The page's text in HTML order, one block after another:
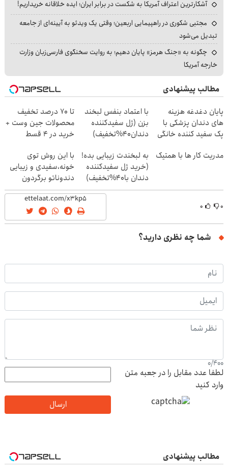
آشکارترین اعتراف آمریکا به شکست در برابر ایران؛ ایده خلاقانه خریداریم!
مجتبی شکوری در راهپیمایی اربعین؛ وقتی یک ویدئو به آیینه‌ای از جامعه
تبدیل می‌شود
چگونه به «جنگ هرمز» پایان دهیم؛ به روایت سخنگوی فارسی‌زبان وزارت
خارجه آمریکا
مطالب پیشنهادی
پایان دغدغه هزینه
های دندان پزشکی با
پک سفید کننده خانگی
با اعتماد بنفس لبخند
بزن (ژل سفیدکننده
دندان40%تخفیف)
تا 70 درصد تخفیف
محصولات جین وست +
خرید در 4 قسط
مدریت کار ها با همتیک
به لبخندت زیبایی بده!
(خرید ژل سفیدکننده
دندان با40%تخفیف)
با این روش توی
خونه،سفیدی و زیبایی
دندوناتو برگردون
(40%off)
۰ ۰
شما چه نظری دارید؟
0/400
لطفا عدد مقابل را در جعبه متن
وارد کنید
ارسال
مطالب پیشنهادی